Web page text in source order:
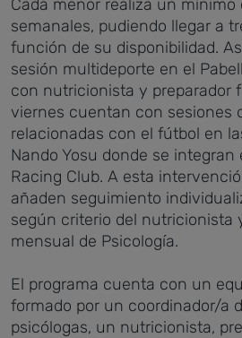
Cada menor realiza un mínimo
semanales, pudiendo llegar a
función de su disponibilidad.
sesión multideporte en el
con nutricionista y preparador
viernes cuentan con sesiones
relacionadas con el fútbol en
Nando Yosu donde se integran
Racing Club. A esta
añaden seguimiento
según criterio del nutricionista
mensual de Psicología.
El programa cuenta con un
formado por un coordinador/a
psicólogas, un nutricionista,